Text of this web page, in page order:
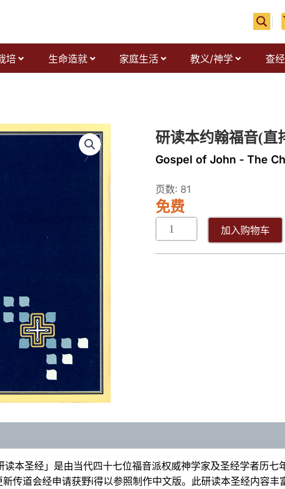
培 生命造就 家庭生活 教义/神学 查
研读本约翰福音(直
Gospel of John - The
页数: 81
免费
研
讀
本
翰
福
音
(直
排)
加入购物车
读本圣经」是由当代四十七位福音派权威神学家及圣经学者历
传道会经申请获野i得以参照制作中文版。此研读本圣经内容